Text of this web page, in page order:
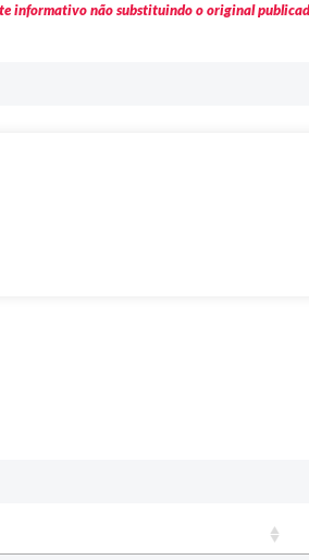
informativo não substituindo o original